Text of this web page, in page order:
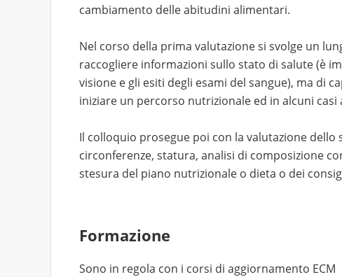
cambiamento delle abitudini alimentari.
Nel corso della prima valutazione si svolge un
raccogliere informazioni sullo stato di salute (è
visione e gli esiti degli esami del sangue), ma di
iniziare un percorso nutrizionale ed in alcuni casi
Il colloquio prosegue poi con la valutazione
circonferenze, statura, analisi di composizione
stesura del piano nutrizionale o dieta o dei
Formazione
Sono in regola con i corsi di aggiornamento ECM